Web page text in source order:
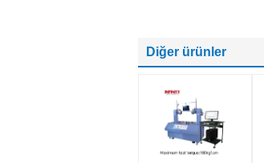
Diğer ürünler